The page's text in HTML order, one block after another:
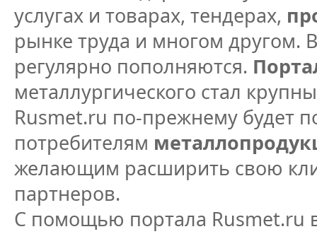
услугах и товарах, тендерах,
рынке труда и многом другом.
регулярно пополняются.
металлургического стал
Rusmet.ru по-прежнему будет
потребителям
желающим расширить свою
партнеров.
С помощью портала Rusmet.ru